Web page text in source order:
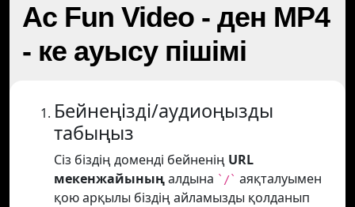
Ac Fun Video - ден MP4
- ке ауысу пішімі
Бейнеңізді/аудиоңызды
табыңыз
Сіз біздің доменді бейненің URL
мекенжайыныңалдына `/` аяқталуымен
қою арқылы біздің айламызды қолданып